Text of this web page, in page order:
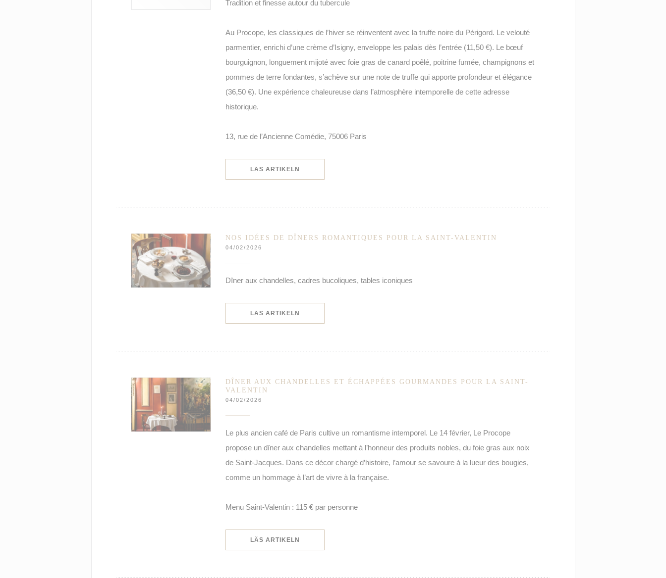
Tradition et finesse autour du tubercule
Au Procope, les classiques de l’hiver se réinventent avec la truffe noire du Périgord. Le velouté
parmentier, enrichi d’une crème d’Isigny, enveloppe les palais dès l’entrée (11,50 €). Le bœuf
bourguignon, longuement mijoté avec foie gras de canard poêlé, poitrine fumée, champignons et
pommes de terre fondantes, s’achève sur une note de truffe qui apporte profondeur et élégance
(36,50 €). Une expérience chaleureuse dans l’atmosphère intemporelle de cette adresse
historique.
13, rue de l’Ancienne Comédie, 75006 Paris
LÄS ARTIKELN
NOS IDÉES DE DÎNERS ROMANTIQUES POUR LA SAINT-VALENTIN
04/02/2026
Dîner aux chandelles, cadres bucoliques, tables iconiques
LÄS ARTIKELN
DÎNER AUX CHANDELLES ET ÉCHAPPÉES GOURMANDES POUR LA SAINT-
VALENTIN
04/02/2026
Le plus ancien café de Paris cultive un romantisme intemporel. Le 14 février, Le Procope
propose un dîner aux chandelles mettant à l’honneur des produits nobles, du foie gras aux noix
de Saint-Jacques. Dans ce décor chargé d’histoire, l’amour se savoure à la lueur des bougies,
comme un hommage à l’art de vivre à la française.
Menu Saint-Valentin : 115 € par personne
LÄS ARTIKELN